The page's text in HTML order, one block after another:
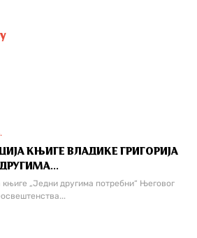
КЊИГЕ ВЛАДИКЕ ГРИГОРИЈА
књиге „Једни другима потребни“ Његовог